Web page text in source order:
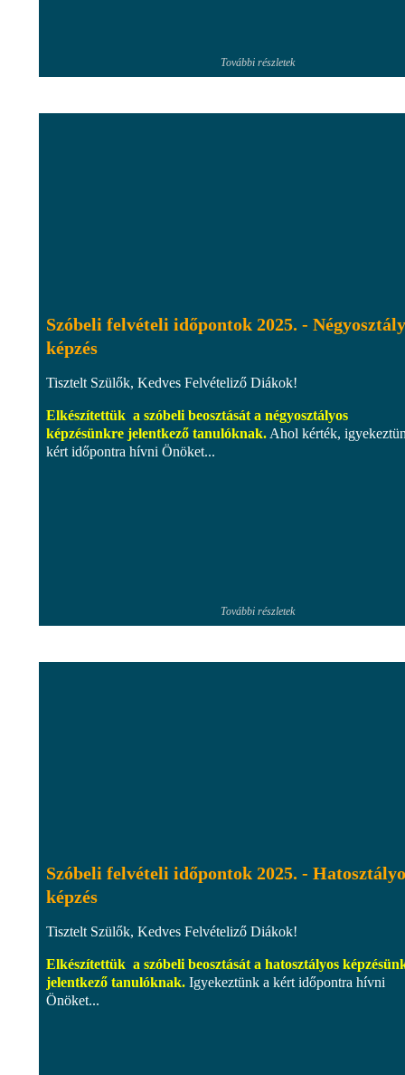
További részletek
Szóbeli felvételi időpontok 2025. -
képzés
Tisztelt Szülők, Kedves Felvételiző Diákok!
Elkészítettük a szóbeli beosztását a négyosztályos
képzésünkre jelentkező tanulóknak. Ahol kérték,
kért időpontra hívni Önöket...
További részletek
Szóbeli felvételi időpontok 2025. -
képzés
Tisztelt Szülők, Kedves Felvételiző Diákok!
Elkészítettük a szóbeli beosztását a hatosztályos
jelentkező tanulóknak. Igyekeztünk a kért időpontra hívni
Önöket...